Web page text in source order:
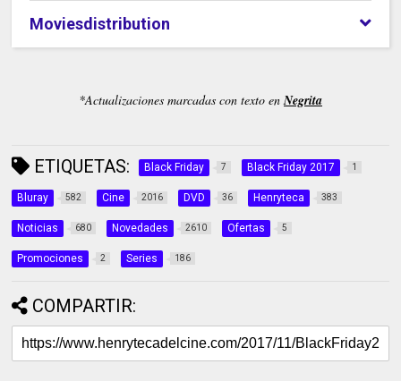
Moviesdistribution
*Actualizaciones marcadas con texto enNegrita
ETIQUETAS: Black Friday 7 Black Friday 2017 1
Bluray 582 Cine 2016 DVD 36 Henryteca 383
Noticias 680 Novedades 2610 Ofertas 5
Promociones 2 Series 186
COMPARTIR: